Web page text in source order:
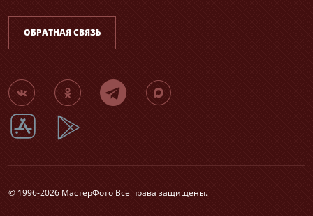
ОБРАТНАЯ СВЯЗЬ
© 1996-2026 МастерФото Все права защищены.